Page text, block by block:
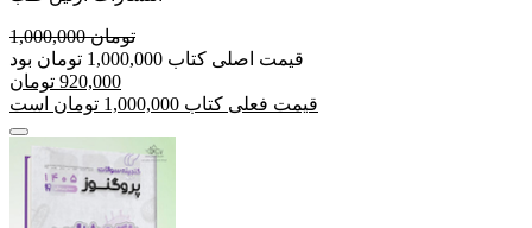
1,000,000 تومان
قیمت اصلی کتاب 1,000,000 تومان بود
920,000 تومان
قیمت فعلی کتاب 1,000,000 تومان است